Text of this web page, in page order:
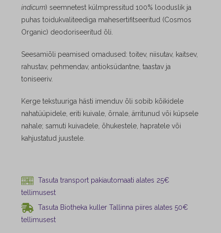
indicum) seemnetest külmpressitud 100% looduslik ja
puhas toidukvaliteediga mahesertifitseeritud (Cosmos
Organic) deodoriseeritud õli.
Seesamiõli peamised omadused: toitev, niisutav, kaitsev,
rahustav, pehmendav, antioksüdantne, taastav ja
toniseeriv.
Kerge tekstuuriga hästi imenduv õli sobib kõikidele
nahatüüpidele, eriti kuivale, õrnale, ärritunud või küpsele
nahale; samuti kuivadele, õhukestele, hapratele või
kahjustatud juustele.
Tasuta transport pakiautomaati alates 25€
tellimusest
Tasuta Biotheka kuller Tallinna piires alates 50€
tellimusest